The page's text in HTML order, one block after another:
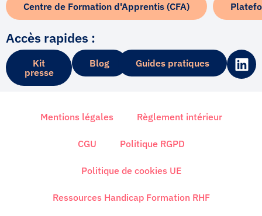
Centre de Formation d'Apprentis (CFA)
Accès rapides :
Kit
presse
Blog Guides pratiques L
i
Mentions légales Règlement intérieur
CGU Politique RGPD
Politique de cookies UE
Ressources Handicap Formation RHF